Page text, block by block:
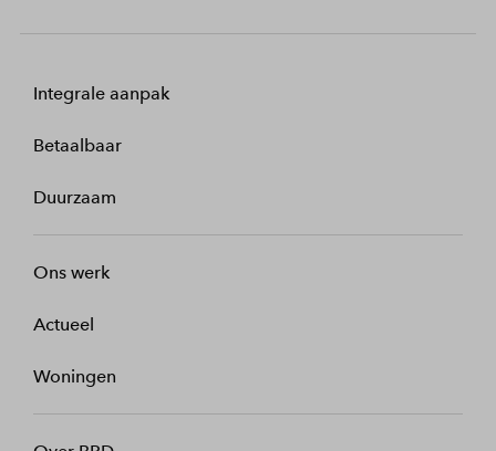
Integrale aanpak
Betaalbaar
Duurzaam
Ons werk
Actueel
Woningen